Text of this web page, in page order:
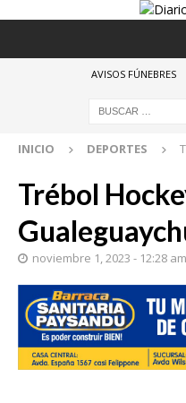
AVISOS FÚNEBRES
INICIO DEPORTES
Trébol
noviembre 1, 2023 - 12:28 am